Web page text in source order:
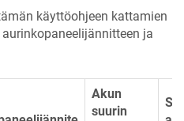
käyttöohjeen kattamien
ja
Akun
suurin